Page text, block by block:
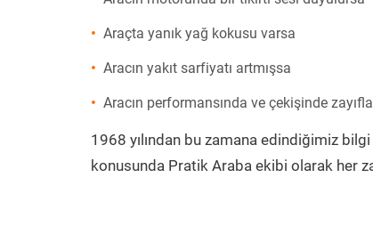
Araçta yanık yağ kokusu varsa
Aracın yakıt sarfiyatı artmışsa
Aracın performansında ve çekişinde
1968 yılından bu zamana edindiğimiz
konusunda Pratik Araba ekibi olarak her